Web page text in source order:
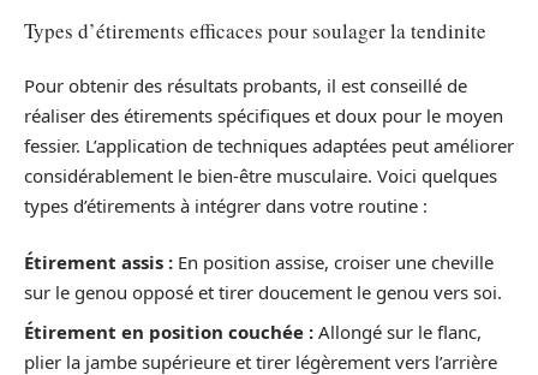
Types d’étirements efficaces pour soulager la tendinite
Pour obtenir des résultats probants, il est conseillé de
réaliser des étirements spécifiques et doux pour le moyen
fessier. L’application de techniques adaptées peut améliorer
considérablement le bien-être musculaire. Voici quelques
types d’étirements à intégrer dans votre routine :
Étirement assis : En position assise, croiser une cheville
sur le genou opposé et tirer doucement le genou vers soi.
Étirement en position couchée : Allongé sur le flanc,
plier la jambe supérieure et tirer légèrement vers l’arrière